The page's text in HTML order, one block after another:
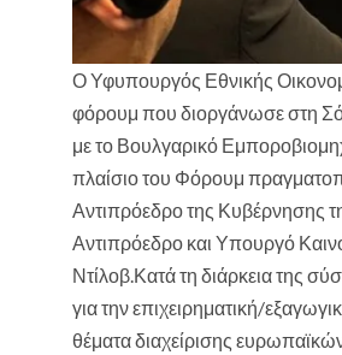
Ο Υφυπουργός Εθνικής
φόρουμ που διοργάνωσε στη
με το Βουλγαρικό
πλαίσιο του Φόρουμ
Αντιπρόεδρο της Κυβέρνησης
Αντιπρόεδρο και Υπουργό
Ντίλοβ.Κατά τη διάρκεια της
για την επιχειρηματική/
θέματα διαχείρισης